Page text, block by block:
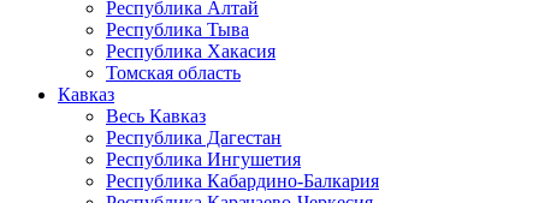
Республика Алтай
Республика Тыва
Республика Хакасия
Томская область
Кавказ
Весь Кавказ
Республика Дагестан
Республика Ингушетия
Республика Кабардино-Балкария